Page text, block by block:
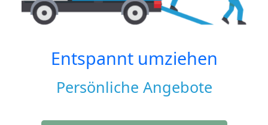
Entspannt umziehen
Persönliche Angebote